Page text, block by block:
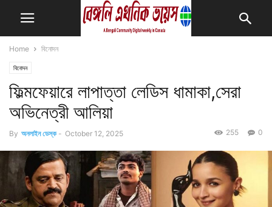
Home বিনোদন
বিনোদন
ফিল্মফেয়ারে লাপাত্তা লেডিস ধামাকা,সেরা
অভিনেত্রী আলিয়া
By অনলাইন ডেস্ক - October 12, 2025 0
255